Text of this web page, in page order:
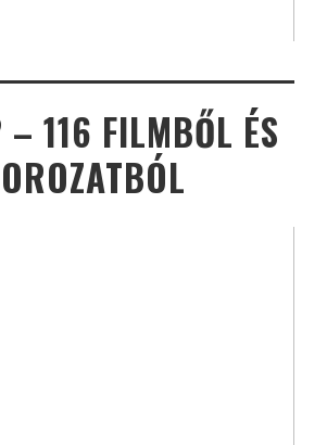
– 116 FILMBŐL ÉS